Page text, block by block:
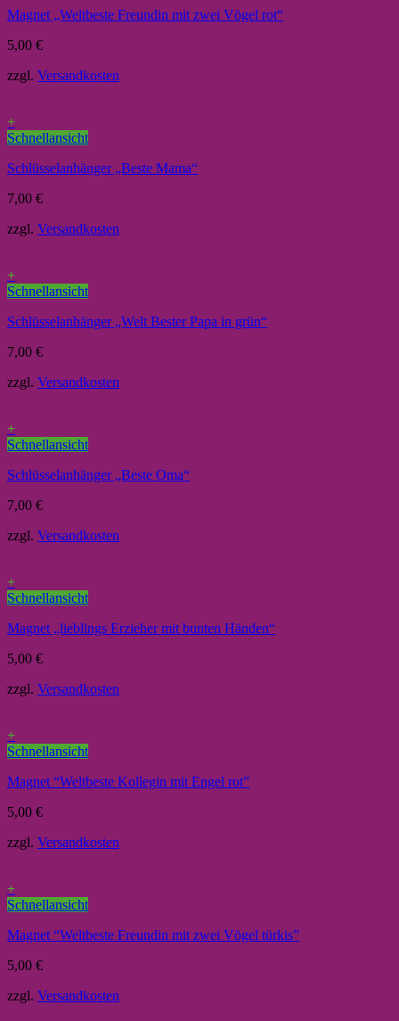
Magnet „Weltbeste Freundin mit zwei Vögel rot“
5,00 €
zzgl. Versandkosten
+
Schnellansicht
Schlüsselanhänger „Beste Mama“
7,00 €
zzgl. Versandkosten
+
Schnellansicht
Schlüsselanhänger „Welt Bester Papa in grün“
7,00 €
zzgl. Versandkosten
+
Schnellansicht
Schlüsselanhänger „Beste Oma“
7,00 €
zzgl. Versandkosten
+
Schnellansicht
Magnet „lieblings Erzieher mit bunten Händen“
5,00 €
zzgl. Versandkosten
+
Schnellansicht
Magnet “Weltbeste Kollegin mit Engel rot”
5,00 €
zzgl. Versandkosten
+
Schnellansicht
Magnet “Weltbeste Freundin mit zwei Vögel türkis”
5,00 €
zzgl. Versandkosten